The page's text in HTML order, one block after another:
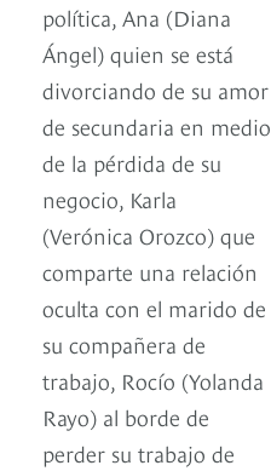
política, Ana (Diana
Ángel) quien se está
divorciando de su amor
de secundaria en medio
de la pérdida de su
negocio, Karla
(Verónica Orozco) que
comparte una relación
oculta con el marido de
su compañera de
trabajo, Rocío (Yolanda
Rayo) al borde de
perder su trabajo de